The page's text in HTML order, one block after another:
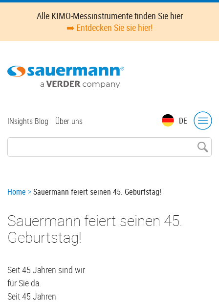
Skip
content
Alle KIMO-Messinstrumente finden Sie hier
➡️ Entdecken Sie sie hier!
DE
Top
INsights Blog Über uns
Breadcrumb
Home Sauermann feiert seinen 45. Geburtstag!
Sauermann feiert seinen 45.
Geburtstag!
Seit 45 Jahren sind wir
für Sie da.
Seit 45 Jahren